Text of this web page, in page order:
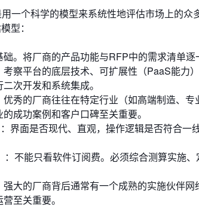
一个科学的模型来系统性地评估市场上的
型：
础。将厂商的产品功能与RFP中的需求清单逐
考察平台的底层技术、可扩展性（PaaS能力
次开发和系统集成。
优秀的厂商往往在特定行业（如高端制造、
成功案例和客户口碑至关重要。
：界面是否现代、直观，操作逻辑是否符合
：不能只看软件订阅费。必须综合测算实施
强大的厂商背后通常有一个成熟的实施伙伴
至关重要。